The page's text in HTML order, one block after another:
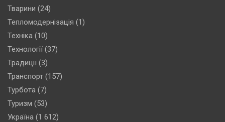
Тварини (24)
Тепломодернізація (1)
Техніка (10)
Технології (37)
Традиції (3)
Транспорт (157)
Турбота (7)
Туризм (53)
Україна (1 612)